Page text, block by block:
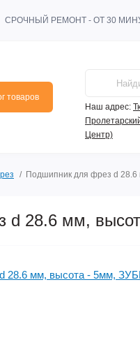
СРОЧНЫЙ РЕМОНТ - ОТ 30
товаров
Наш адрес:
Центр)
Подшипник для фрез d
d 28.6 мм,